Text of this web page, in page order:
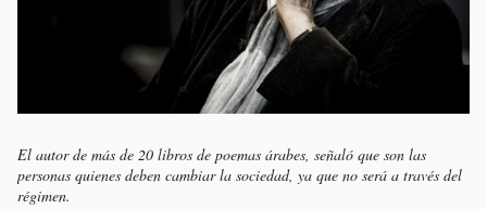
El autor de más de 20 libros de poemas árabes, señaló que son las
personas quienes deben cambiar la sociedad, ya que no será a través del
régimen.